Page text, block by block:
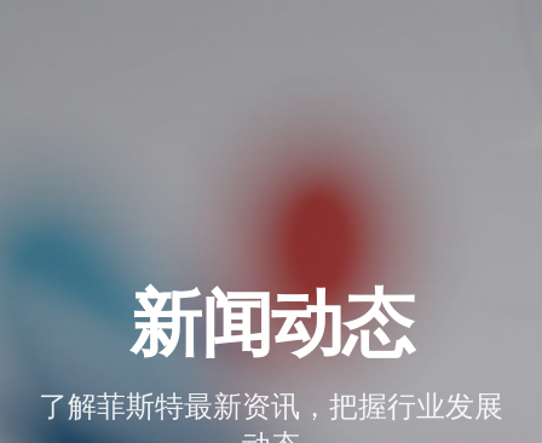
新闻动态
了解菲斯特最新资讯，把握行业发展